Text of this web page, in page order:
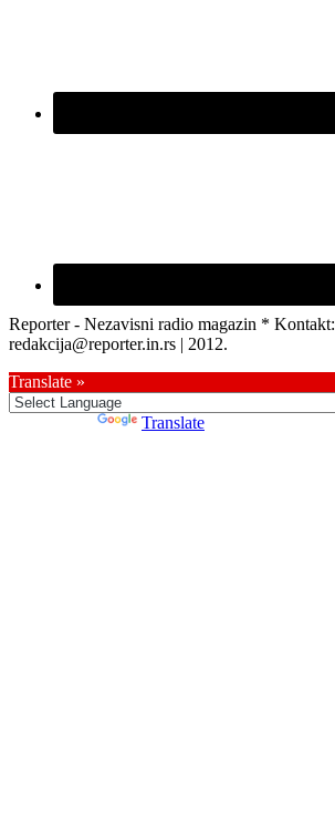
Reporter - Nezavisni radio magazin * Kontakt:
redakcija@reporter.in.rs | 2012.
Translate »
Translate